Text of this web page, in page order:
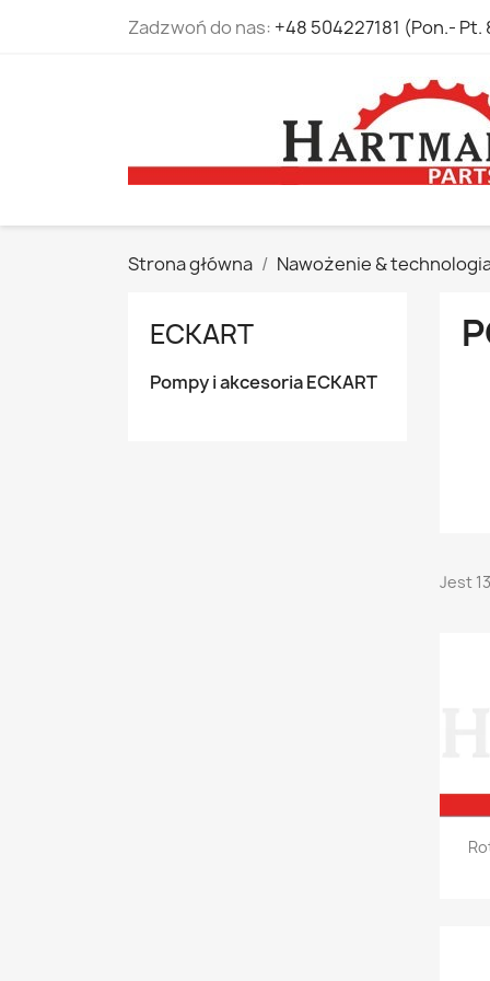
Zadzwoń do nas: +48 504227181 (Pon.-
Strona główna Nawożenie &
ECKART
Pompy i akcesoria ECKART
Jest